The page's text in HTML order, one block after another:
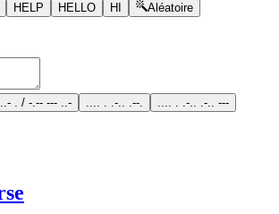
HELP HELLO HI Aléatoire
. / -.-- --- ..- .... . .-.. .--.
.... . .-.. .-.. ---